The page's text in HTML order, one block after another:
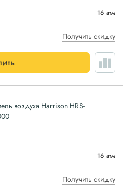
16 атм
Получить скидку
воздуха Harrison HRS-
16 атм
Получить скидку